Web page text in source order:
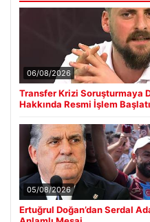
06/08/2026
Transfer Krizi Soruşturmaya
Hakkında Resmi İşlem
05/08/2026
Ertuğrul Doğan’dan Serdal